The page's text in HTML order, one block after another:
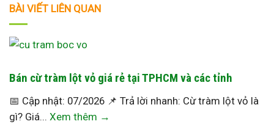
BÀI VIẾT LIÊN QUAN
Bán cừ tràm lột vỏ giá rẻ tại TPHCM và các tỉnh
📅 Cập nhật: 07/2026 📌 Trả lời nhanh: Cừ tràm lột vỏ là
gì? Giá... Xem thêm →